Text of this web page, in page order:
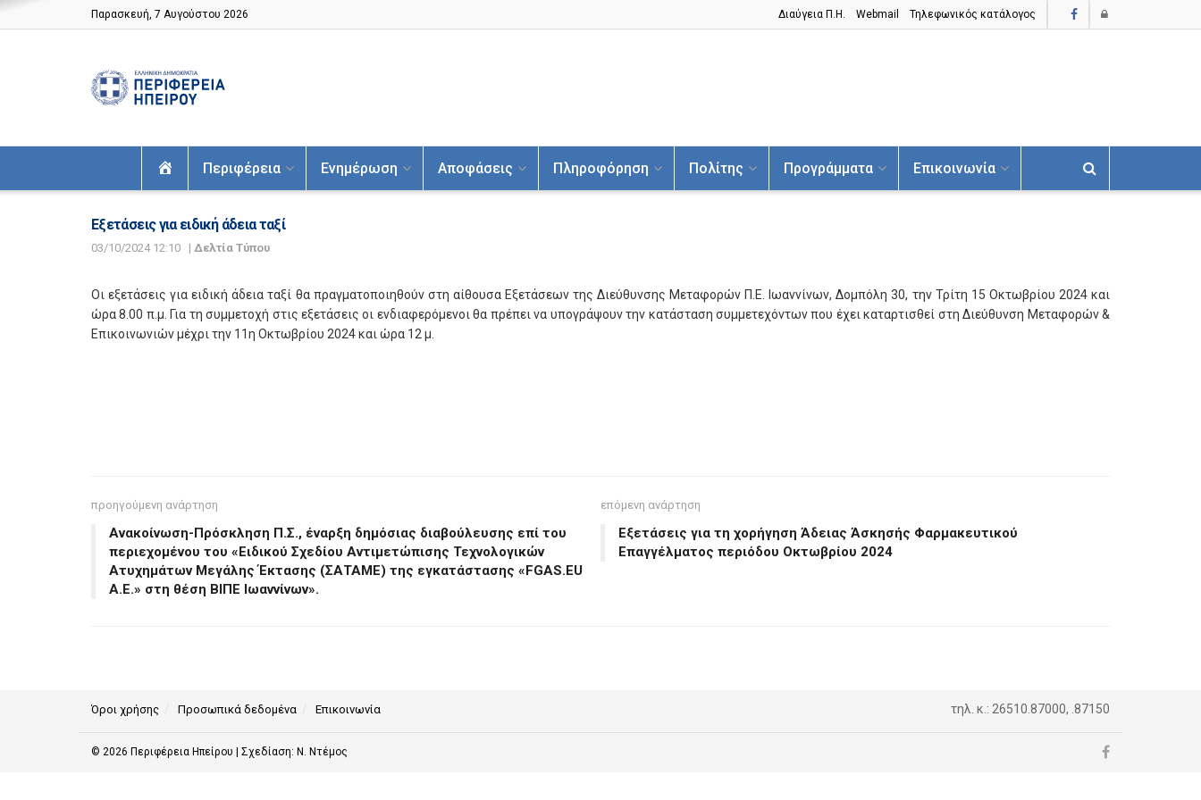
Παρασκευή, 7 Αυγούστου 2026 Διαύγεια Π.H. Webmail Τηλεφωνικός κατάλογος
ΑρχικήΠεριφέρεια Ενημέρωση Αποφάσεις Πληροφόρηση Πολίτης Προγράμματα Επικοινωνία
Εξετάσεις για ειδική άδεια ταξί
03/10/2024 12:10 | Δελτία Τύπου
Οι εξετάσεις για ειδική άδεια ταξί θα πραγματοποιηθούν στη αίθουσα Εξετάσεων της Διεύθυνσης Μεταφορών Π.Ε. Ιωαννίνων, Δομπόλη 30, την Τρίτη 15 Οκτωβρίου 2024 και
ώρα 8.00 π.μ. Για τη συμμετοχή στις εξετάσεις οι ενδιαφερόμενοι θα πρέπει να υπογράψουν την κατάσταση συμμετεχόντων που έχει καταρτισθεί στη Διεύθυνση Μεταφορών &
Επικοινωνιών μέχρι την 11η Οκτωβρίου 2024 και ώρα 12 μ.
προηγούμενη ανάρτηση
Ανακοίνωση-Πρόσκληση Π.Σ., έναρξη δημόσιας διαβούλευσης επί του
περιεχομένου του «Ειδικού Σχεδίου Αντιμετώπισης Τεχνολογικών
Ατυχημάτων Μεγάλης Έκτασης (ΣΑΤΑΜΕ) της εγκατάστασης «FGAS.EU
Α.Ε.» στη θέση ΒΙΠΕ Ιωαννίνων».
επόμενη ανάρτηση
Εξετάσεις για τη χορήγηση Άδειας Άσκησής Φαρμακευτικού
Επαγγέλματος περιόδου Οκτωβρίου 2024
Όροι χρήσης Προσωπικά δεδομένα Επικοινωνία τηλ. κ.: 26510.87000, .87150
© 2026 Περιφέρεια Ηπείρου | Σχεδίαση: Ν. Ντέμος